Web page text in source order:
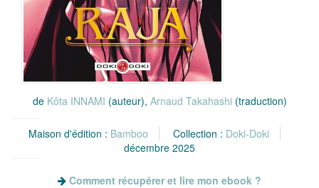
de Kôta INNAMI (auteur), Arnaud Takahashi(traduction)
Maison d'édition : Bamboo Collection : Doki-Doki
décembre 2025
Comment récupérer et lire mon ebook ?